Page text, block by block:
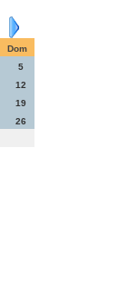
Dom
5
12
19
26